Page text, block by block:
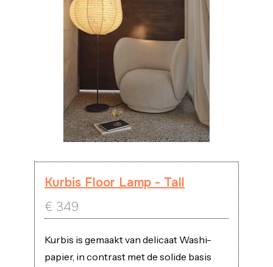
Kurbis Floor Lamp - Tall
€ 349
Kurbis is gemaakt van delicaat Washi-
papier, in contrast met de solide basis